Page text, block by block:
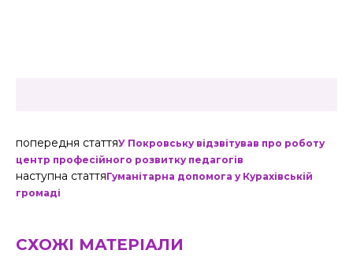
попередня статтяУ Покровську відзвітував про роботу
центр професійного розвитку педагогів
наступна статтяГуманітарна допомога у Курахівській
громаді
СХОЖІ МАТЕРІАЛИ